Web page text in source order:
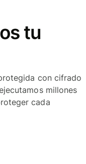
tu
con cifrado
millones
cada